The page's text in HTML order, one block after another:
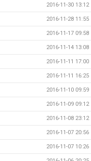
2016-11-30 13:12
2016-11-28 11:55
2016-11-17 09:58
2016-11-14 13:08
2016-11-11 17:00
2016-11-11 16:25
2016-11-10 09:59
2016-11-09 09:12
2016-11-08 23:12
2016-11-07 20:56
2016-11-07 10:26